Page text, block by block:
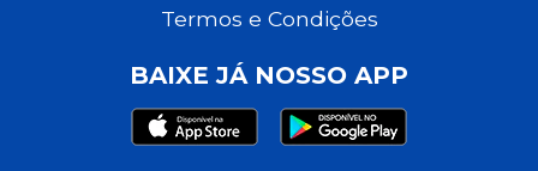
Termos e Condições
BAIXE JÁ NOSSO APP